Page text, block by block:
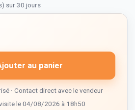
sur 30 jours
au panier
· Contact direct avec le vendeur
le 04/08/2026 à 18h50